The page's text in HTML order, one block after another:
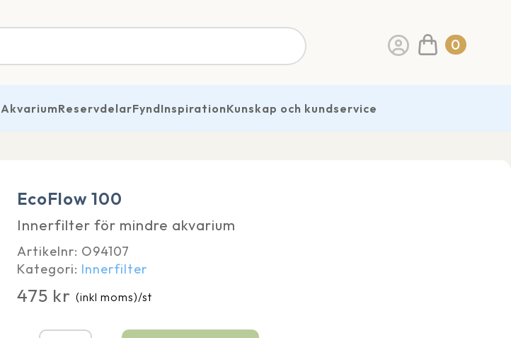
0
AkvariumReservdelarFyndInspirationKunskap och kundservice
EcoFlow 100
Innerfilter för mindre akvarium
Artikelnr: O94107
Kategori: Innerfilter
475 kr (inkl moms)/st